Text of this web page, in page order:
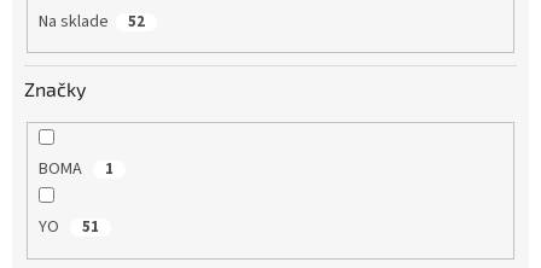
Na sklade 52
Značky
BOMA 1
YO 51